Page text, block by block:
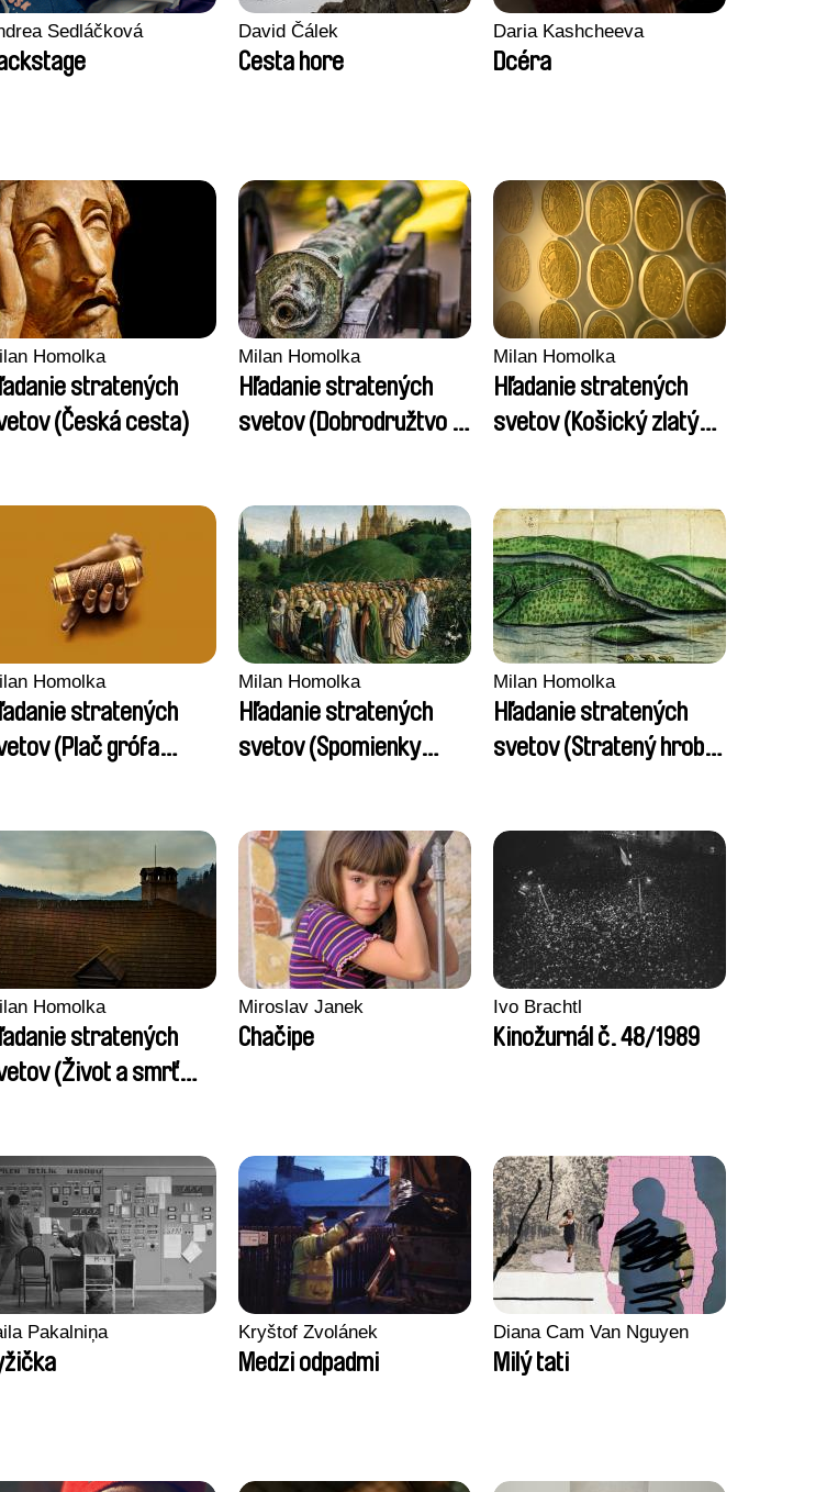
Sedláčková David Čálek
Cesta hore
Daria Kashcheeva
Dcéra
Homolka
stratených
(Česká cesta)
Milan Homolka
Hľadanie stratených
svetov (Dobrodružtvo s
Milan Homolka
Hľadanie stratených
svetov (Košický zlatý
Homolka
stratených
(Plač grófa
Milan Homolka
Hľadanie stratených
svetov (Spomienky
Milan Homolka
Hľadanie stratených
svetov (Stratený hrob
Homolka
stratených
(Život a smrť
Miroslav Janek
Chačipe
Ivo Brachtl
Kinožurnál č. 48/1989
Pakalniņa Kryštof Zvolánek
Medzi odpadmi
Diana Cam Van Nguyen
Milý tati